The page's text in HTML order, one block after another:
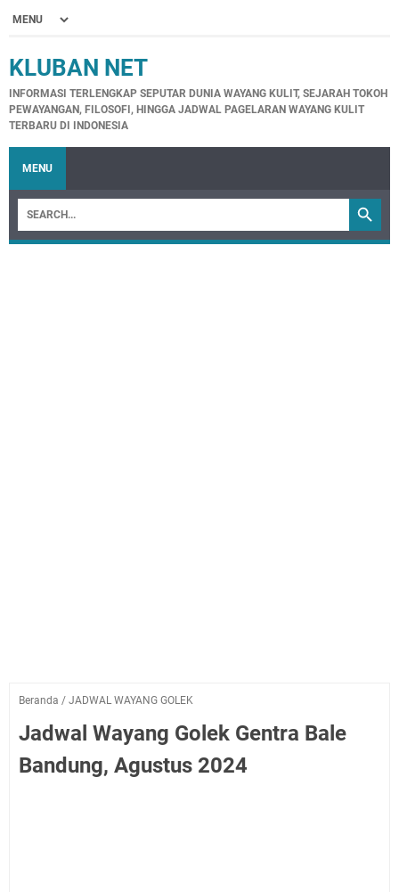
KLUBAN NET
INFORMASI TERLENGKAP SEPUTAR DUNIA WAYANG KULIT, SEJARAH TOKOH
PEWAYANGAN, FILOSOFI, HINGGA JADWAL PAGELARAN WAYANG KULIT
TERBARU DI INDONESIA
MENU
Beranda / JADWAL WAYANG GOLEK
Jadwal Wayang Golek Gentra Bale
Bandung, Agustus 2024